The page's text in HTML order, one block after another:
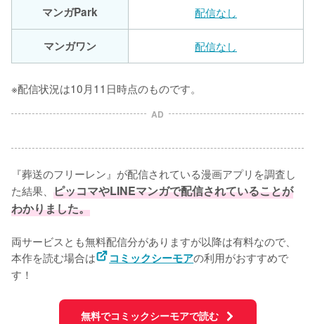
マンガPark 配信なし
マンガワン 配信なし
※配信状況は10月11日時点のものです。
AD
『葬送のフリーレン』が配信されている漫画アプリを調査し
た結果、 ピッコマやLINEマンガで配信されていることが
わかりました。
両サービスとも無料配信分がありますが以降は有料なので、
本作を読む場合は
コミックシーモアの利用がおすすめで
す！
無料でコミックシーモアで読む